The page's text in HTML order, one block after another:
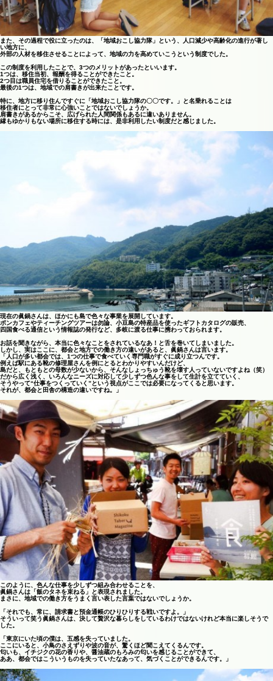
また、その過程で役に立ったのは、「地域おこし協力隊」という、人口減少や高齢化の進行が著し
い地方に、
外部の人材を移住させることによって、地域の力を高めていこうという制度でした。
この制度を利用したことで、3つのメリットがあったといいます。
1つは、移住当初、報酬を得ることができたこと。
2つ目は職員住宅を借りることができたこと。
最後の1つは、地域での肩書きが出来たことです。
特に、地方に移り住んですぐに「地域おこし協力隊の〇〇です。」と名乗れることは
移住者にとって非常に心強いことではないでしょうか。
肩書きがあるからこそ、広げられた人間関係もあるに違いありません。
縁もゆかりもない場所に移住する時には、是非利用したい制度だと感じました。
現在の眞鍋さんは、ほかにも島で色々な事業を展開しています。
ポンカフェやティーチングツアーは勿論、小豆島の特産品を使ったギフトカタログの販売、
四国食べる通信という情報誌の発行など、多岐に渡る仕事に携わっておられます。
お話を聞きながら、本当に色々なことをされているなあ！と舌を巻いてしまいました。
しかし、実はここに、都会と地方での働き方の違いがあると、眞鍋さんは言います。
「人口が多い都会では、1つの仕事で食べていく専門職がすぐに成り立つんです。
例えば駅にある靴の修理屋さんを例にとるとわかりやすいんだけど、
島だと、もともとの母数が少ないから、そんなしょっちゅう靴を壊す人っていないですよね（笑）
だから広く浅く、いろんなニーズに対応して少しずつ色んな事をして生計を立てていく、
そうやって“仕事をつくっていく”という視点がここでは必要になってくると思います。
それが、都会と田舎の構造の違いですね。」
このように、色んな仕事を少しずつ組み合わせることを、
眞鍋さんは「飯のタネを束ねる」と表現されました。
まさに、地域での働き方をうまく言い表した言葉ではないでしょうか。
「それでも、常に、請求書と預金通帳のひりひりする戦いですよ。」
そういって笑う眞鍋さんは、決して贅沢な暮らしをしているわけではないけれど本当に楽しそうで
した。
「東京にいた頃の僕は、五感を失っていました。
ここにいると、小鳥のさえずりや波の音が、驚くほど聞こえてくるんです。
匂いも、イチジクの花の香りや、醤油蔵のもろみの匂いを感じることができて、
ああ、都会ではこういうものを失っていたなあって、気づくことができるんです。」